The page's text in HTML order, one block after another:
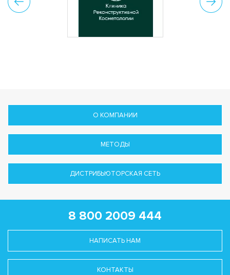
О КОМПАНИИ
МЕТОДЫ
ДИСТРИБЬЮТОРСКАЯ СЕТЬ
8 800 2009 444
НАПИСАТЬ НАМ
КОНТАКТЫ